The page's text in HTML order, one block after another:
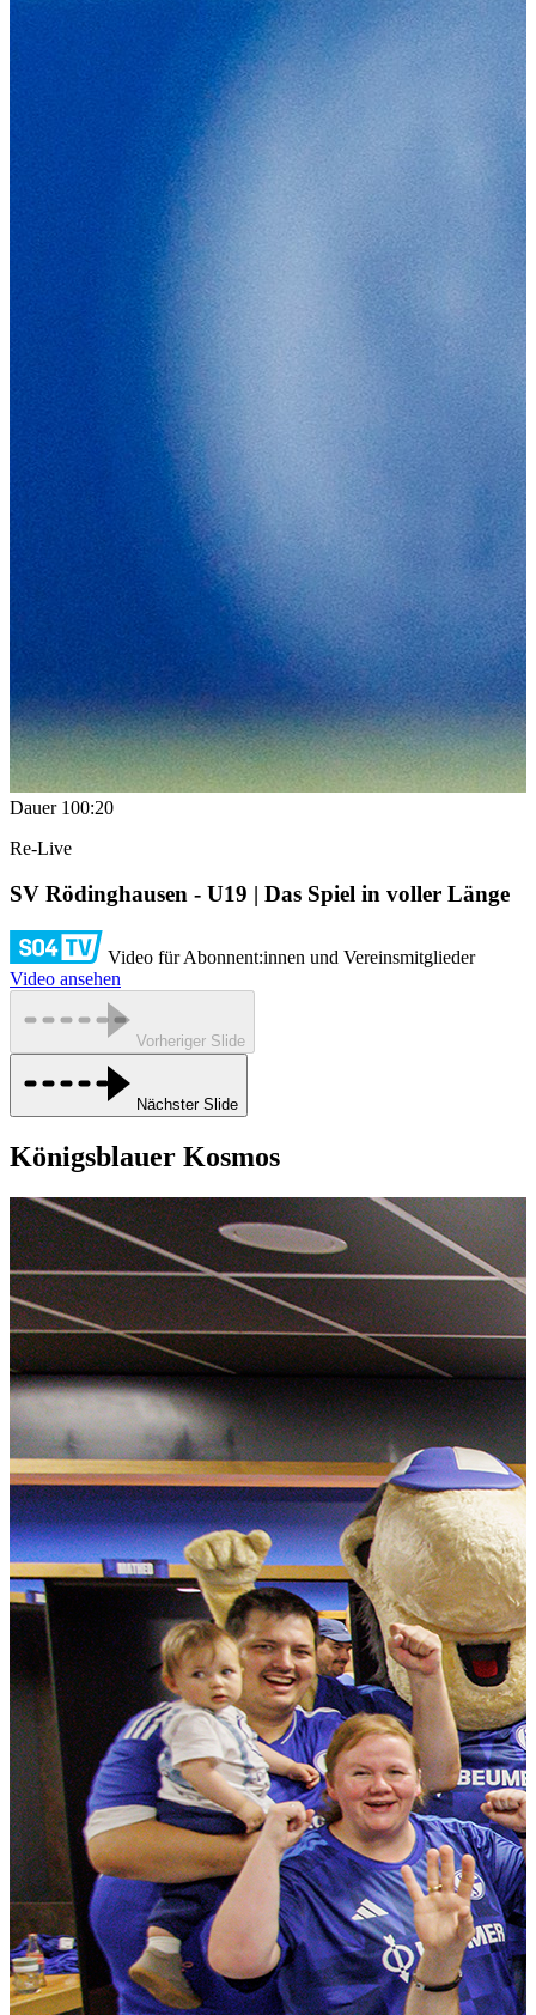
Dauer100:20
Re-Live
SV Rödinghausen - U19 | Das Spiel in voller Länge
Video für Abonnent:innen und Vereinsmitglieder
Video ansehen
Vorheriger Slide
Nächster Slide
Königsblauer Kosmos